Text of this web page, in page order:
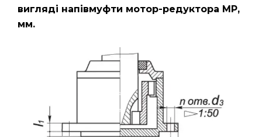
вигляді напівмуфти мотор-редуктора МР,
мм.